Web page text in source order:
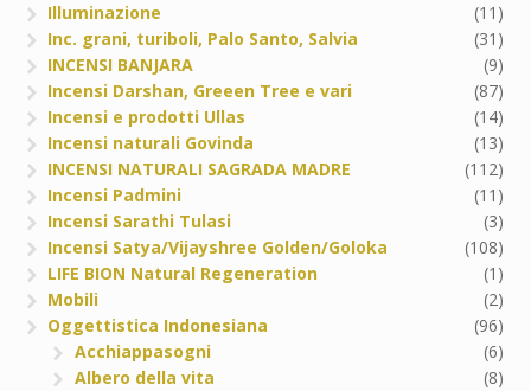
Illuminazione
(11)
Inc. grani, turiboli, Palo Santo, Salvia
(31)
INCENSI BANJARA
(9)
Incensi Darshan, Greeen Tree e vari
(87)
Incensi e prodotti Ullas
(14)
Incensi naturali Govinda
(13)
INCENSI NATURALI SAGRADA MADRE
(112)
Incensi Padmini
(11)
Incensi Sarathi Tulasi
(3)
Incensi Satya/Vijayshree Golden/Goloka
(108)
LIFE BION Natural Regeneration
(1)
Mobili
(2)
Oggettistica Indonesiana
(96)
Acchiappasogni
(6)
Albero della vita
(8)